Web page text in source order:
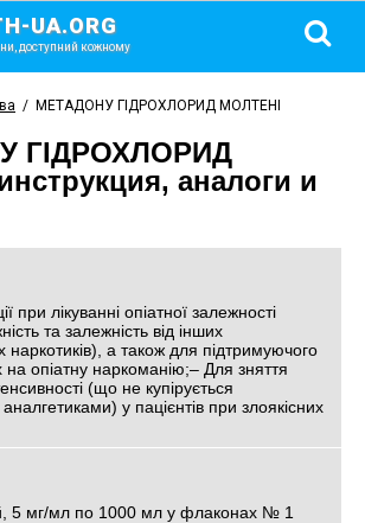
UA.ORG
доступний кожному
/ МЕТАДОНУ ГІДРОХЛОРИД МОЛТЕНІ
ГІДРОХЛОРИД
аналоги и
при лікуванні опіатної залежності
та залежність від інших
наркотиків), а також для підтримуючого
на опіатну наркоманію;– Для зняття
(що не купірується
у пацієнтів при злоякісних
5 мг/мл по 1000 мл у флаконах № 1